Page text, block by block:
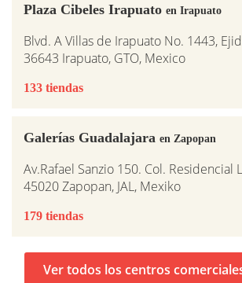
Plaza Cibeles Irapuato en Irapuato
Blvd. A Villas de Irapuato No. 1443,
36643 Irapuato, GTO, Mexico
133 tiendas
Galerías Guadalajara en Zapopan
Av.Rafael Sanzio 150. Col. Residencial
45020 Zapopan, JAL, Mexiko
179 tiendas
Ver todos los centros